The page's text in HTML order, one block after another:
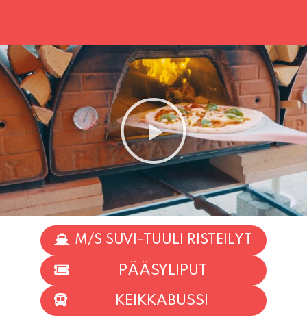
M/S SUVI-TUULI RISTEILYT
PÄÄSYLIPUT
KEIKKABUSSI